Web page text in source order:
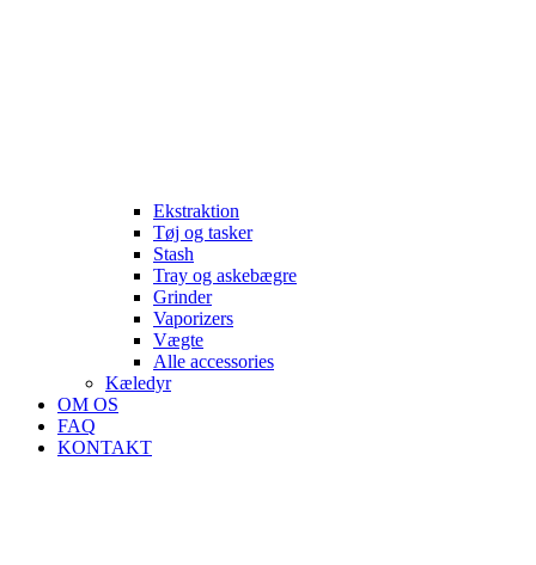
Ekstraktion
Tøj og tasker
Stash
Tray og askebægre
Grinder
Vaporizers
Vægte
Alle accessories
Kæledyr
OM OS
FAQ
KONTAKT